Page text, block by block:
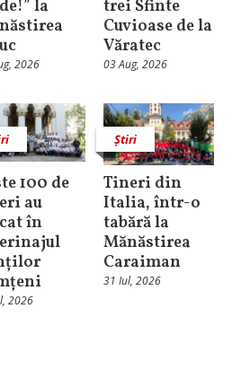
la
2026
trei Sfinte
Cuvioase de la
Văratec
03 Aug, 2026
100 de
au
în
2026
Știri
Tineri din
Italia, într-o
tabără la
Mănăstirea
Caraiman
31 Iul, 2026